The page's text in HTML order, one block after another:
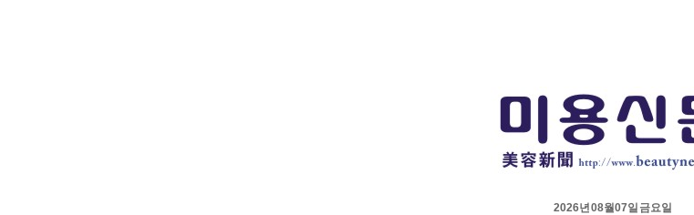
2026년 08월 07일 금요일